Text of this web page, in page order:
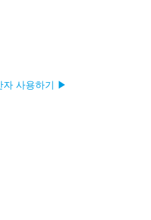
자 사용하기 ▶︎